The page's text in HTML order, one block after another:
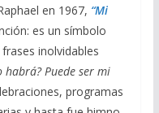
en 1967, “Mi
es un símbolo
inolvidables
habrá? Puede ser mi
programas